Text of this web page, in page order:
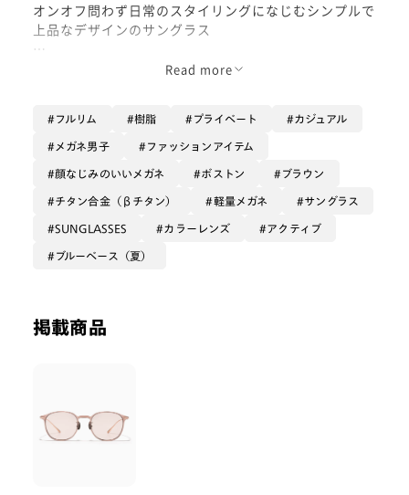
オンオフ問わず日常のスタイリングになじむシンプルで
上品なデザインのサングラス
ベージュのフレームにベージュのレンズは
Read more
フルリム 樹脂 プライベート カジュアル
メガネ男子 ファッションアイテム
顔なじみのいいメガネ ボストン ブラウン
チタン合金（βチタン） 軽量メガネ サングラス
SUNGLASSES カラーレンズ アクティブ
ブルーベース（夏）
掲載商品